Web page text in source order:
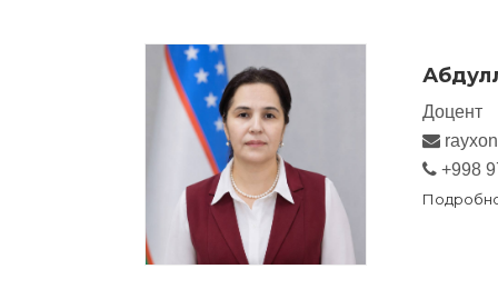
Доцент
+998